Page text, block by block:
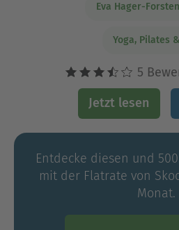
Eva Hager-
Yoga, Pilates
5
Jetzt lesen
Entdecke diesen und
mit der Flatrate von
Monat.